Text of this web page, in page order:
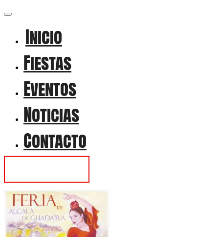
Inicio
Fiestas
Eventos
Noticias
Contacto